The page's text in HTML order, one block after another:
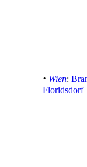
· Wien:
Floridsdorf